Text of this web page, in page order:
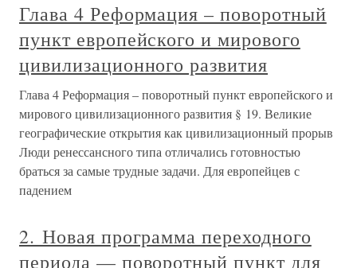
Глава 4 Реформация – поворотный
пункт европейского и мирового
цивилизационного развития
Глава 4 Реформация – поворотный пункт европейского и
мирового цивилизационного развития § 19. Великие
географические открытия как цивилизационный прорыв
Люди ренессансного типа отличались готовностью
браться за самые трудные задачи. Для европейцев с
падением
2. Новая программа переходного
периода — поворотный пункт для